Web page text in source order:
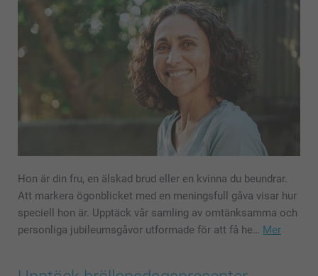
Hon är din fru, en älskad brud eller en kvinna du beundrar.
Att markera ögonblicket med en meningsfull gåva visar hur
speciell hon är. Upptäck vår samling av omtänksamma och
personliga jubileumsgåvor utformade för att få he… Mer